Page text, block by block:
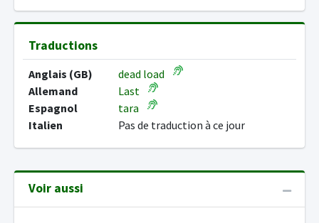
Traductions
Anglais (GB)
dead load
Allemand
Last
Espagnol
tara
Italien
Pas de traduction à ce jour
Voir aussi